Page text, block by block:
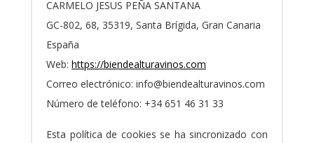
CARMELO JESUS PEÑA SANTANA
GC-802, 68, 35319, Santa Brígida, Gran Canaria
España
Web: https://biendealturavinos.com
Correo electrónico: info@biendealturavinos.com
Número de teléfono: +34 651 46 31 33
Esta política de cookies se ha sincronizado con